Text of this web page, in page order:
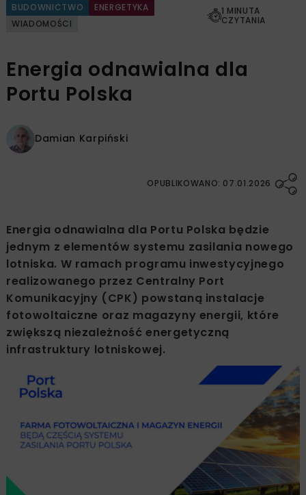
BUDOWNICTWO
ENERGETYKA
WIADOMOŚCI
1 MINUTA
CZYTANIA
Energia odnawialna dla
Portu Polska
Damian Karpiński
OPUBLIKOWANO: 07.01.2026
Energia odnawialna dla Portu Polska będzie
jednym z elementów systemu zasilania nowego
lotniska. W ramach programu inwestycyjnego
realizowanego przez Centralny Port
Komunikacyjny (CPK) powstaną instalacje
fotowoltaiczne oraz magazyny energii, które
zwiększą niezależność energetyczną
infrastruktury lotniskowej.